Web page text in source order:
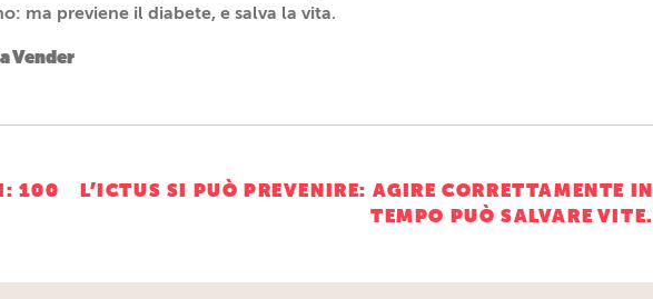
ma previene il diabete, e salva la vita.
Vender
100
L’ICTUS SI PUÒ PREVENIRE: AGIRE CORRETTAMENTE IN
TEMPO PUÒ SALVARE VITE.